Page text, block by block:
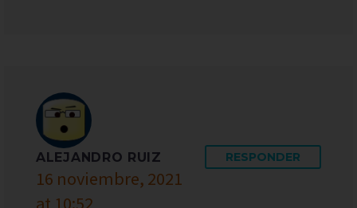
ALEJANDRO RUIZ
16 noviembre, 2021
at 10:52
RESPONDER